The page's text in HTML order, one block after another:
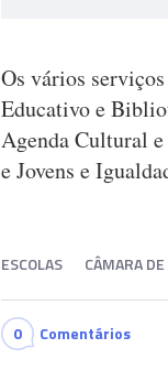
Os vários
Educativo e
Agenda Cultural
e Jovens e
ESCOLAS CÂMARA
0 Comentários